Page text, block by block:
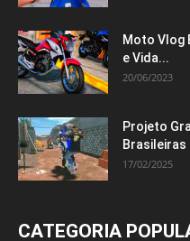
Moto Vlog
e Vida...
20/06/2023
Projeto
Brasileiras
17/02/2025
CATEGORIA